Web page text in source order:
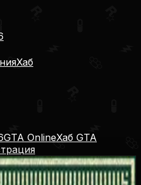
Хаб
GTA OnlineХаб GTA